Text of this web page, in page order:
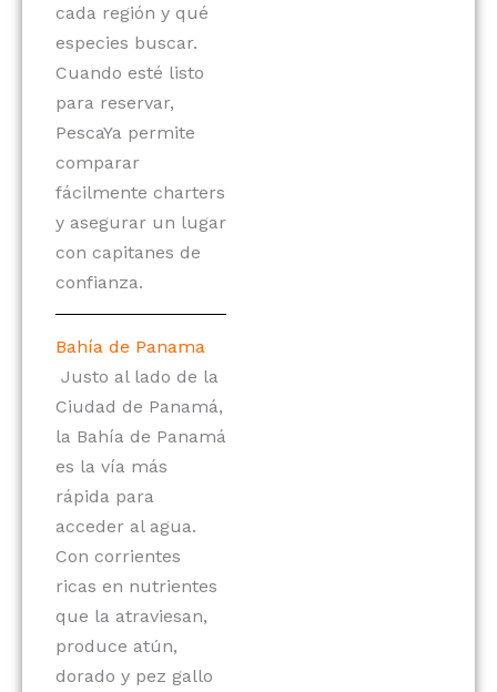
cada región y qué
especies buscar.
Cuando esté listo
para reservar,
PescaYa permite
comparar
fácilmente charters
y asegurar un lugar
con capitanes de
confianza.
Bahía de Panama
Justo al lado de la
Ciudad de Panamá,
la Bahía de Panamá
es la vía más
rápida para
acceder al agua.
Con corrientes
ricas en nutrientes
que la atraviesan,
produce atún,
dorado y pez gallo